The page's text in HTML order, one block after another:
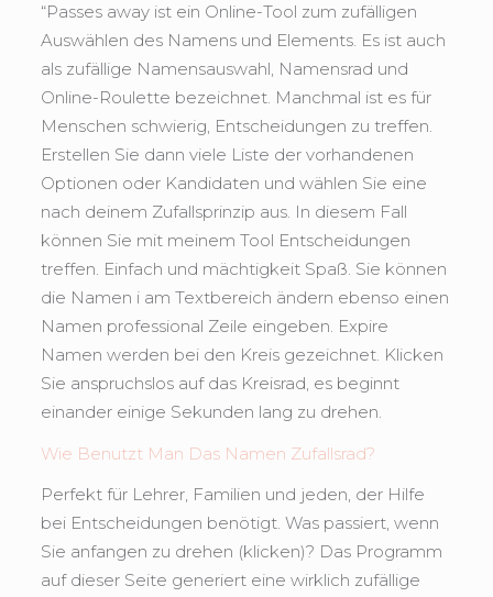
“Passes away ist ein Online-Tool zum zufälligen
Auswählen des Namens und Elements. Es ist auch
als zufällige Namensauswahl, Namensrad und
Online-Roulette bezeichnet. Manchmal ist es für
Menschen schwierig, Entscheidungen zu treffen.
Erstellen Sie dann viele Liste der vorhandenen
Optionen oder Kandidaten und wählen Sie eine
nach deinem Zufallsprinzip aus. In diesem Fall
können Sie mit meinem Tool Entscheidungen
treffen. Einfach und mächtigkeit Spaß. Sie können
die Namen i am Textbereich ändern ebenso einen
Namen professional Zeile eingeben. Expire
Namen werden bei den Kreis gezeichnet. Klicken
Sie anspruchslos auf das Kreisrad, es beginnt
einander einige Sekunden lang zu drehen.
Wie Benutzt Man Das Namen Zufallsrad?
Perfekt für Lehrer, Familien und jeden, der Hilfe
bei Entscheidungen benötigt. Was passiert, wenn
Sie anfangen zu drehen (klicken)? Das Programm
auf dieser Seite generiert eine wirklich zufällige